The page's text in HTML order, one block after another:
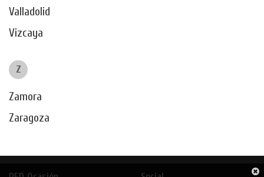
Valladolid
Vizcaya
Z
Zamora
Zaragoza